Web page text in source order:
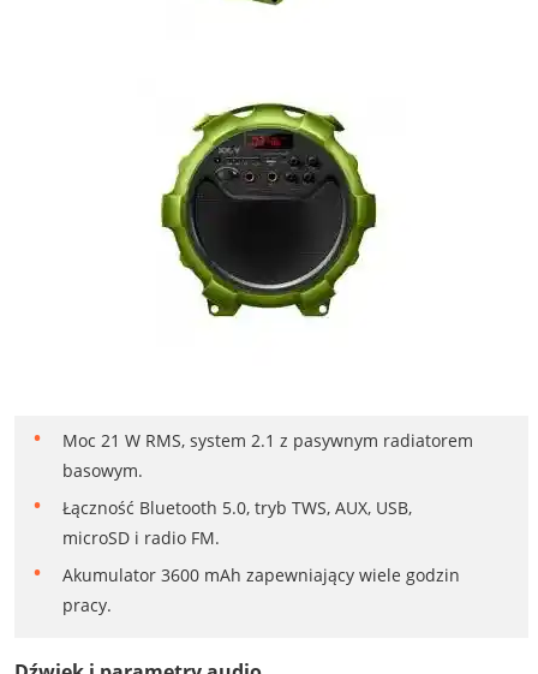
Moc 21 W RMS, system 2.1 z pasywnym radiatorem
basowym.
Łączność Bluetooth 5.0, tryb TWS, AUX, USB,
microSD i radio FM.
Akumulator 3600 mAh zapewniający wiele godzin
pracy.